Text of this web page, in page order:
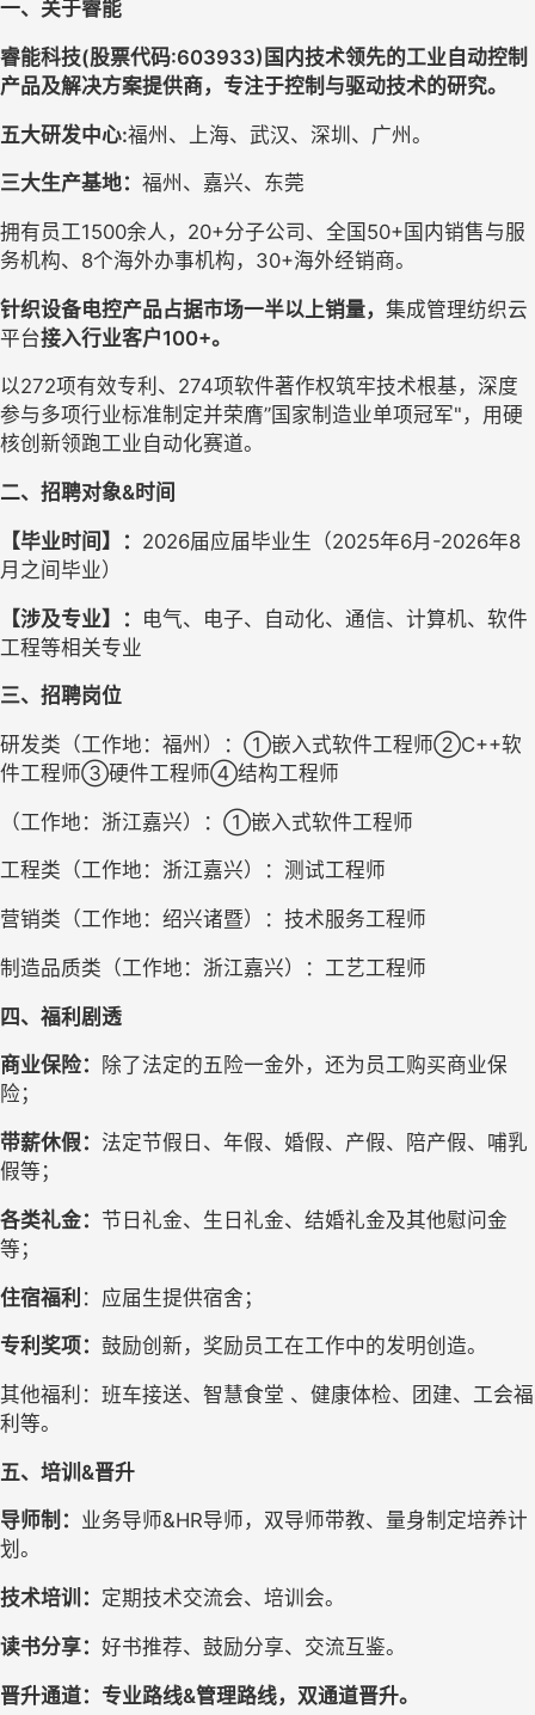
一、关于睿能
睿能科技(股票代码:603933)国内技术领先的工业自动控制
产品及解决方案提供商，专注于控制与驱动技术的研究。
五大研发中心:福州、上海、武汉、深圳、广州。
三大生产基地： 福州、嘉兴、东莞
拥有员工1500余人，20+分子公司、全国50+国内销售与服
务机构、8个海外办事机构，30+海外经销商。
针织设备电控产品占据市场一半以上销量， 集成管理纺织云
平台接入行业客户100+。
以272项有效专利、274项软件著作权筑牢技术根基，深度
参与多项行业标准制定并荣膺”国家制造业单项冠军"，用硬
核创新领跑工业自动化赛道。
二、招聘对象&时间
【毕业时间】： 2026届应届毕业生（2025年6月-2026年8
月之间毕业）
【涉及专业】： 电气、电子、自动化、通信、计算机、软件
工程等相关专业
三、招聘岗位
研发类（工作地：福州）：①嵌入式软件工程师②C++软
件工程师③硬件工程师④结构工程师
（工作地：浙江嘉兴）：①嵌入式软件工程师
工程类（工作地：浙江嘉兴）：测试工程师
营销类（工作地：绍兴诸暨）：技术服务工程师
制造品质类（工作地：浙江嘉兴）：工艺工程师
四、福利剧透
商业保险：
除了法定的五险一金外，还为员工购买商业保
险；
带薪休假： 法定节假日、年假、婚假、产假、陪产假、哺乳
假等；
各类礼金： 节日礼金、生日礼金、结婚礼金及其他慰问金
等；
住宿福利 ：应届生提供宿舍；
专利奖项： 鼓励创新，奖励员工在工作中的发明创造。
其他福利：班车接送、智慧食堂 、健康体检、团建、工会福
利等。
五、培训&晋升
导师制： 业务导师&HR导师，双导师带教、量身制定培养计
划。
技术培训： 定期技术交流会、培训会。
读书分享： 好书推荐、鼓励分享、交流互鉴。
晋升通道：专业路线&管理路线，双通道晋升。